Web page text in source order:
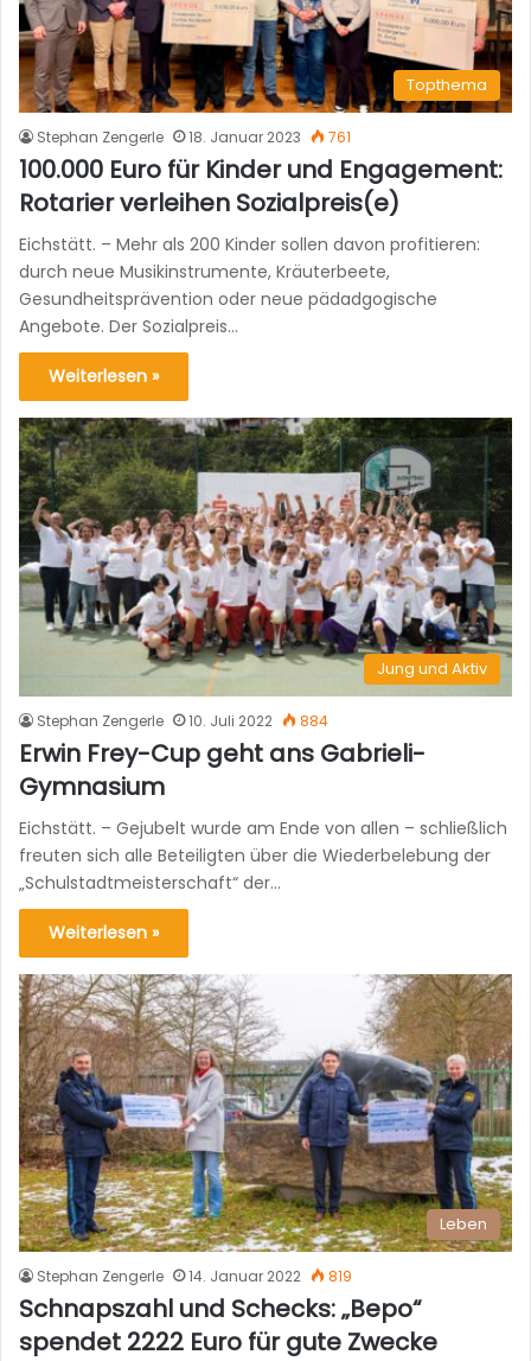
Topthema
Stephan Zengerle 18. Januar 2023 761
100.000 Euro für Kinder und Engagement:
Rotarier verleihen Sozialpreis(e)
Eichstätt. – Mehr als 200 Kinder sollen davon profitieren:
durch neue Musikinstrumente, Kräuterbeete,
Gesundheitsprävention oder neue pädadgogische
Angebote. Der Sozialpreis…
Weiterlesen »
Jung und Aktiv
Stephan Zengerle 10. Juli 2022 884
Erwin Frey-Cup geht ans Gabrieli-
Gymnasium
Eichstätt. – Gejubelt wurde am Ende von allen – schließlich
freuten sich alle Beteiligten über die Wiederbelebung der
„Schulstadtmeisterschaft“ der…
Weiterlesen »
Leben
Stephan Zengerle 14. Januar 2022 819
Schnapszahl und Schecks: „Bepo“
spendet 2222 Euro für gute Zwecke